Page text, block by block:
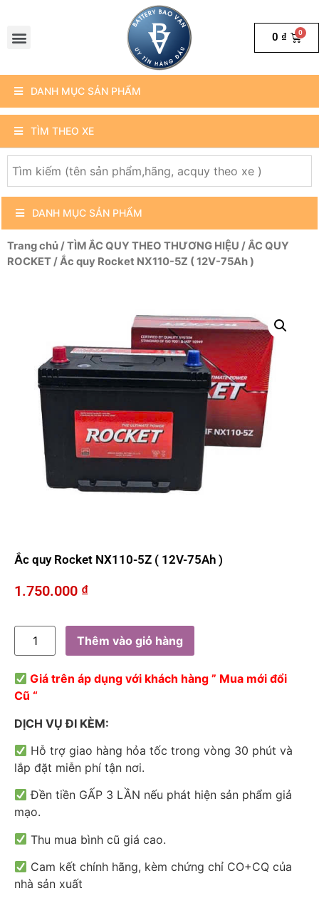
0 ₫
DANH MỤC SẢN PHẨM
TÌM THEO XE
DANH MỤC SẢN PHẨM
Trang chủ/TÌM ẮC QUY THEO THƯƠNG HIỆU /ẮC QUY
ROCKET/ Ắc quy Rocket NX110-5Z ( 12V-75Ah )
Ắc quy Rocket NX110-5Z ( 12V-75Ah )
1.750.000 ₫
Thêm vào giỏ hàng
Giá trên áp dụng với khách hàng ” Mua mới đổi
Cũ “
DỊCH VỤ ĐI KÈM:
Hỗ trợ giao hàng hỏa tốc trong vòng 30 phút và
lắp đặt miễn phí tận nơi.
Đền tiền GẤP 3 LẦN nếu phát hiện sản phẩm giả
mạo.
Thu mua bình cũ giá cao.
Cam kết chính hãng, kèm chứng chỉ CO+CQ của
nhà sản xuất